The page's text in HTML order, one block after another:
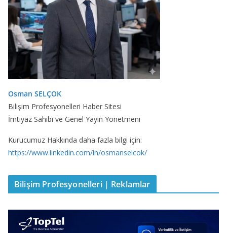
Osman SELÇOK
Bilişim Profesyonelleri Haber Sitesi
İmtiyaz Sahibi ve Genel Yayın Yönetmeni
Kurucumuz Hakkında daha fazla bilgi için:
https://www.linkedin.com/in/osmanselcok/
Bilişim Profesyonelleri | Reklamlar